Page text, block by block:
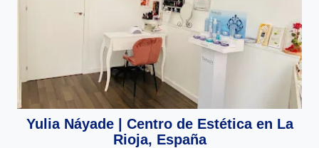
Yulia Náyade | Centro de Estética en La
Rioja, España